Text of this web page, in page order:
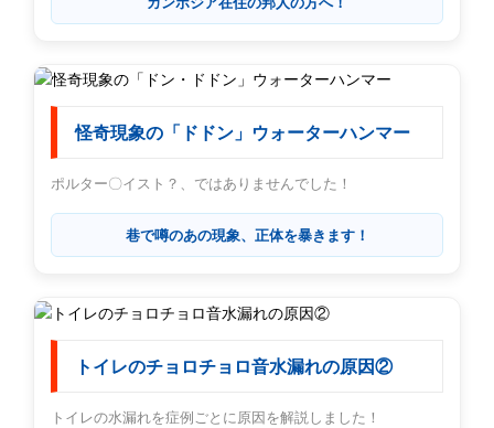
怪奇現象の「ドドン」ウォーターハンマー
ポルター〇イスト？、ではありませんでした！
巷で噂のあの現象、正体を暴きます！
トイレのチョロチョロ音水漏れの原因②
トイレの水漏れを症例ごとに原因を解説しました！